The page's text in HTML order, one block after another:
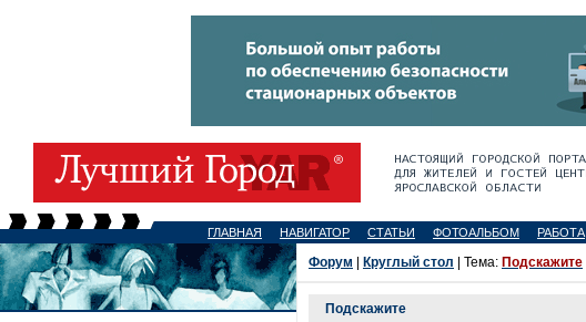
ГЛАВНАЯ НАВИГАТОР СТАТЬИ ФОТОАЛЬБОМ РАБОТА
Форум Круглый стол | Тема: Подскажите
Подскажите